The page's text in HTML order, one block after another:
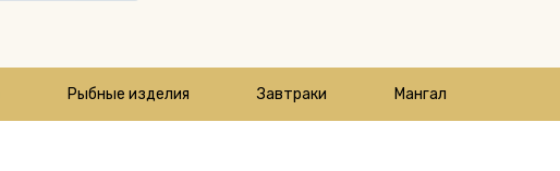
Рыбные изделия Завтраки Мангал